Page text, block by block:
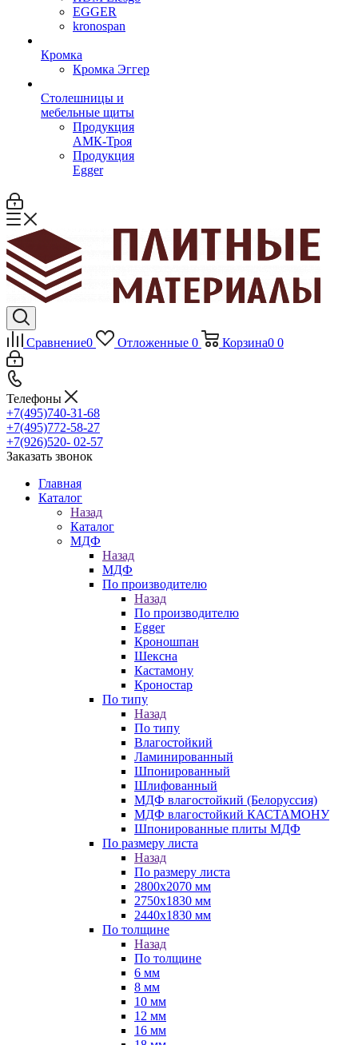
EGGER
kronospan
Кромка
Кромка Эггер
Столешницы и
мебельные щиты
Продукция
АМК-Троя
Продукция
Egger
Сравнение0 Отложенные 0 Корзина0 0
Телефоны
+7(495)740-31-68
+7(495)772-58-27
+7(926)520- 02-57
Заказать звонок
Главная
Каталог
Назад
Каталог
МДФ
Назад
МДФ
По производителю
Назад
По производителю
Egger
Кроношпан
Шексна
Кастамону
Кроностар
По типу
Назад
По типу
Влагостойкий
Ламинированный
Шпонированный
Шлифованный
МДФ влагостойкий (Белоруссия)
МДФ влагостойкий КАСТАМОНУ
Шпонированные плиты МДФ
По размеру листа
Назад
По размеру листа
2800х2070 мм
2750х1830 мм
2440х1830 мм
По толщине
Назад
По толщине
6 мм
8 мм
10 мм
12 мм
16 мм